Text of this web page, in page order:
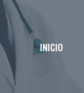
INICIO